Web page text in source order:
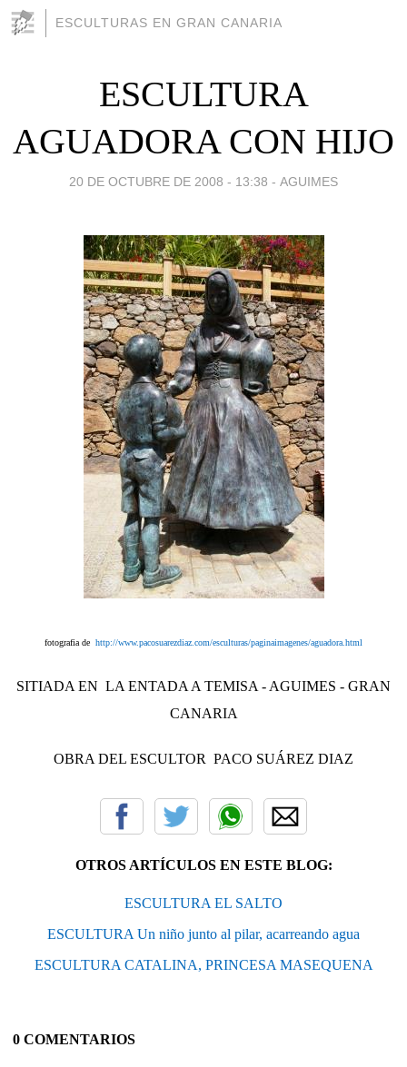
ESCULTURAS EN GRAN CANARIA
ESCULTURA
AGUADORA CON HIJO
20 DE OCTUBRE DE 2008 - 13:38 - AGUIMES
fotografia de http://www.pacosuarezdiaz.com/esculturas/paginaimagenes/aguadora.html
SITIADA EN LA ENTADA A TEMISA - AGUIMES - GRAN
CANARIA
OBRA DEL ESCULTOR PACO SUÁREZ DIAZ
OTROS ARTÍCULOS EN ESTE BLOG:
ESCULTURA EL SALTO
ESCULTURA Un niño junto al pilar, acarreando agua
ESCULTURA CATALINA, PRINCESA MASEQUENA
0 COMENTARIOS